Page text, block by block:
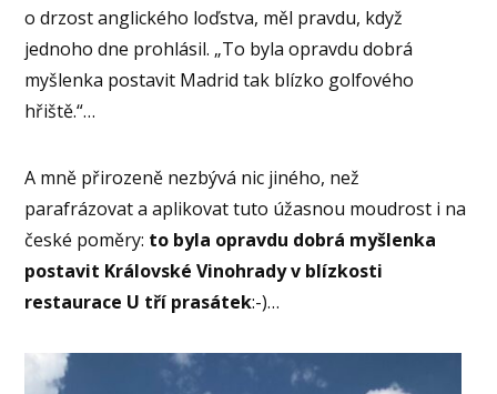
o drzost anglického loďstva, měl pravdu, když
jednoho dne prohlásil. „To byla opravdu dobrá
myšlenka postavit Madrid tak blízko golfového
hřiště.“…
A mně přirozeně nezbývá nic jiného, než
parafrázovat a aplikovat tuto úžasnou moudrost i na
české poměry: to byla opravdu dobrá myšlenka
postavit Královské Vinohrady v blízkosti
restaurace U tří prasátek:-)…